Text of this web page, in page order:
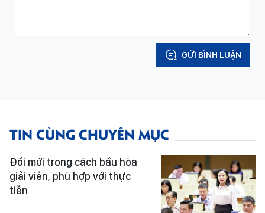
GỬI BÌNH LUẬN
TIN CÙNG CHUYÊN MỤC
Đổi mới trong cách bầu hòa
giải viên, phù hợp với thực
tiễn